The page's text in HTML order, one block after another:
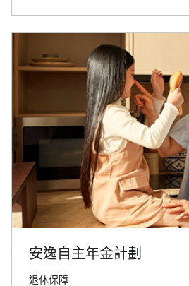
安逸自主年金計劃
退休保障